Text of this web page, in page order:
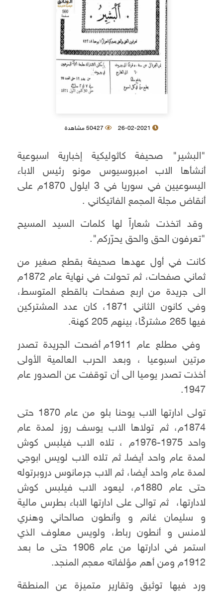
26-02-2021 50427 مشاهدة
"البشير" صحيفة كاثوليكية إخبارية اسبوعية
أنشأها الاب امبروسيوس مونو رئيس الاباء
اليسوعيين في سوريا في 3 ايلول 1870م على
أنقاض مجلة المجمع الفاتيكاني .
وقد اتخذت شعاراً لها كلمات السيد المسيح
"تعرفون الحق والحق يحرّركم".
كانت في أول عهدها صحيفة بقطع صغير من
ثماني صفحات، ثم تحولت في نهاية عام 1872م
الى جريدة من اربع صفحات بالقطع المتوسط،
وفي كانون الثاني 1871، كان عدد المشتركين
فيها 265 مشتركًا، بينهم 205 كهنة.
وفي مطلع عام 1911م أضحت الجريدة تصدر
مرتين اسبوعيا ، وبعد الحرب العالمية الأولى
أخذت تصدر يوميا الى أن توقفت عن الصدور عام
1947.
تولى ادارتها الاب يوحنا بلو من عام 1870 حتى
1874م، ثم تولاها الاب يوسف روز لمدة عام
واحد 1975-1976م ، تلاه الاب فيلبس كوش
لمدة عام واحد أيضاـ ثم تلاه الاب لويس ابوجي
لمدة عام واحد أيضا، ثم الاب جرمانوس دروبرتوله
حتى عام 1880م، ليعود الاب فيلبس كوش
لادارتها، ثم توالى على ادارتها الاباء بطرس مالية
و سليمان غانم و وأنطون صالحاني وهنري
لامنس و أنطون رباط، ولويس معلوف الذي
استمر في ادارتها من عام 1906 حتى ما بعد
1912م ومن أهم مؤلفاته معجم المنجد.
ورد فيها توثيق وتقارير متميزة عن المنطقة